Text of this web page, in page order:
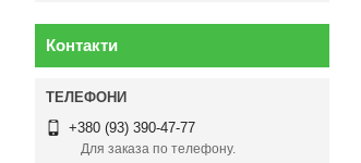
Контакти
+380 (93) 390-47-77
Для заказа по телефону.